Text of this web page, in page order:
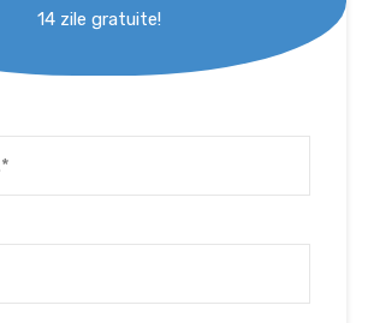
14 zile gratuite!